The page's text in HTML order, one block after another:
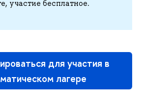
участие бесплатное.
для участия в
лагере